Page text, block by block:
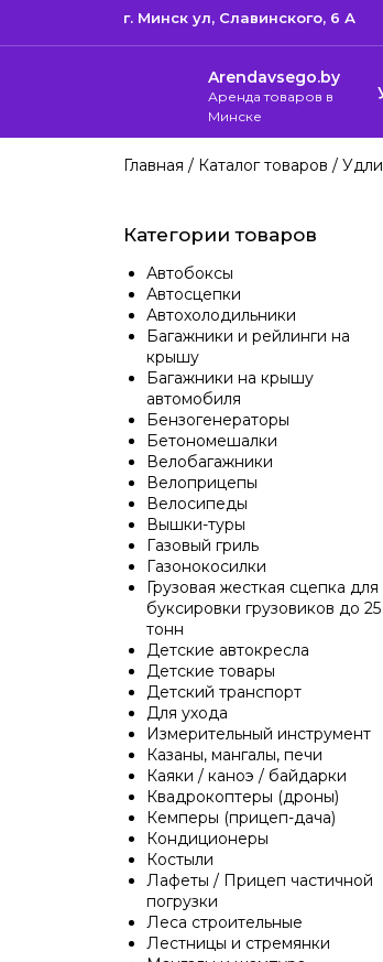
г. Минск ул, Cлавинского, 6 А
Arendavsego.by
Аренда товаров в
Минске
Главная / Каталог товаров /
Категории товаров
Автобоксы
Автосцепки
Автохолодильники
Багажники и рейлинги на
крышу
Багажники на крышу
автомобиля
Бензогенераторы
Бетономешалки
Велобагажники
Велоприцепы
Велосипеды
Вышки-туры
Газовый гриль
Газонокосилки
Грузовая жесткая сцепка для
буксировки грузовиков до 25
тонн
Детские автокресла
Детские товары
Детский транспорт
Для ухода
Измерительный инструмент
Казаны, мангалы, печи
Каяки / каноэ / байдарки
Квадрокоптеры (дроны)
Кемперы (прицеп-дача)
Кондиционеры
Костыли
Лафеты / Прицеп частичной
погрузки
Леса строительные
Лестницы и стремянки